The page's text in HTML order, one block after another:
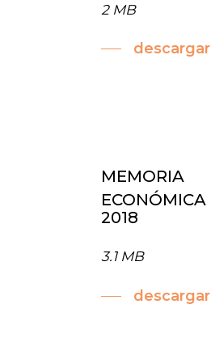
2 MB
descargar
MEMORIA
ECONÓMICA
2018
3.1 MB
descargar